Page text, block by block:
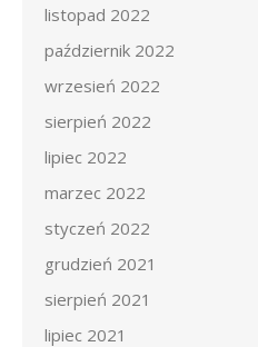
listopad 2022
październik 2022
wrzesień 2022
sierpień 2022
lipiec 2022
marzec 2022
styczeń 2022
grudzień 2021
sierpień 2021
lipiec 2021